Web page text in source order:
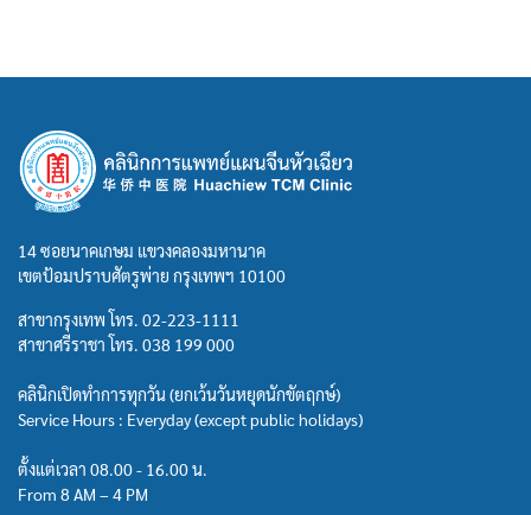
14 ซอยนาคเกษม แขวงคลองมหานาค
เขตป้อมปราบศัตรูพ่าย กรุงเทพฯ 10100
สาขากรุงเทพ โทร. 02-223-1111
สาขาศรีราชา โทร. 038 199 000
คลินิกเปิดทำการทุกวัน (ยกเว้นวันหยุดนักขัตฤกษ์)
Service Hours : Everyday (except public holidays)
ตั้งแต่เวลา 08.00 - 16.00 น.
From 8 AM – 4 PM